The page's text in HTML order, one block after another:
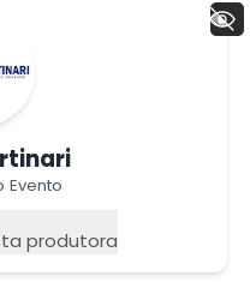
Evento
produtora